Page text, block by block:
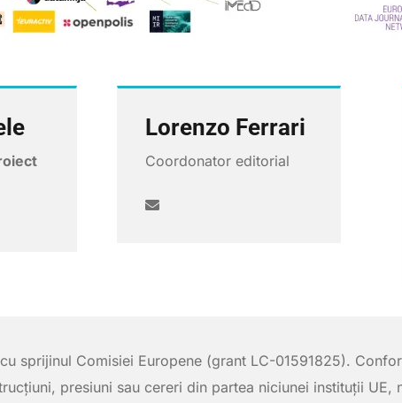
Lorenzo Ferrari
Coordonator editorial
sprijinul Comisiei Europene (grant LC-01591825).
presiuni sau cereri din partea niciunei instituții UE,